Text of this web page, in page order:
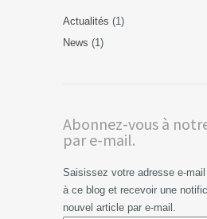
Actualités (1)
News (1)
Abonnez-vous à
par e-mail.
Saisissez votre adresse e-
à ce blog et recevoir une
nouvel article par e-mail.